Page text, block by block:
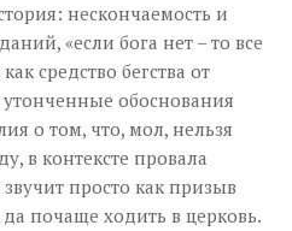
нескончаемость и
«если бога нет – то все
средство бегства от
обоснования
о том, что, мол, нельзя
в контексте провала
просто как призыв
почаще ходить в церковь.